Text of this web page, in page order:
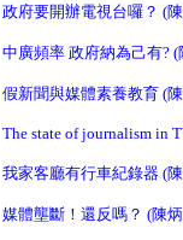
政府要開辦電視台囉？ (
中廣頻率 政府納為己有? (
假新聞與媒體素養教育 (
The state of journalism in
我家客廳有行車紀錄器 (
媒體壟斷！還反嗎？ (陳